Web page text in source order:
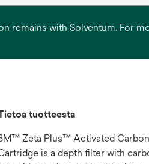
remains with Solventum. For
tuotteesta
Zeta Plus™ Activated
is a depth filter with